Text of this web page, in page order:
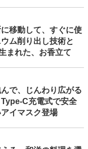
移動して、すぐに使
ム削り出し技術と
まれた、お香立て
で、じんわり広がる
C充電式で安全
イマスク登場